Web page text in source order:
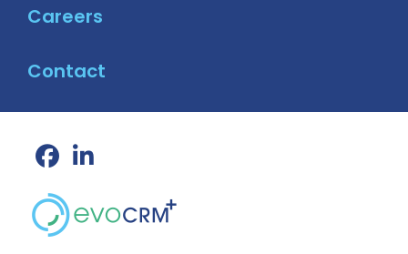
Careers
Contact